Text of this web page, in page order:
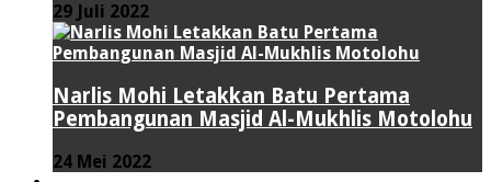
29 Juli 2022
Narlis Mohi Letakkan Batu Pertama
Pembangunan Masjid Al-Mukhlis Motolohu
24 Mei 2022